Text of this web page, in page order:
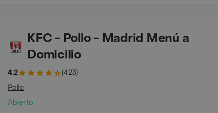
KFC - Pollo - Madrid Menú a
Domicilio
4.2
(423)
Pollo
Abierto